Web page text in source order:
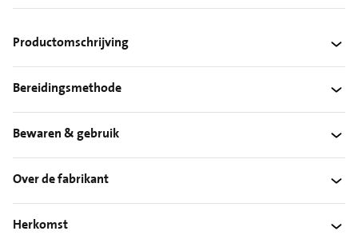
Productomschrijving
Bereidingsmethode
Bewaren & gebruik
Over de fabrikant
Herkomst